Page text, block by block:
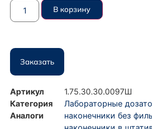
В корзину
Заказать
Артикул
1.75.30.30.0097Ш
Категория
Лабораторные
Аналоги
наконечники без